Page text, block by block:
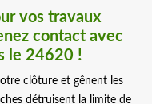
vos travaux
contact avec
le 24620 !
clôture et gênent les
détruisent la limite de